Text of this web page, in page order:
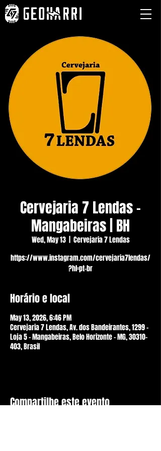
Cervejaria 7 Lendas -
Mangabeiras | BH
Wed, May 13
  |
Cervejaria 7 Lendas
https://www.instagram.com/cervejaria7lendas/
?hl=pt-br
Horário e local
May 13, 2026, 6:46 PM
Cervejaria 7 Lendas, Av. dos Bandeirantes, 1299 -
Loja 5 - Mangabeiras, Belo Horizonte - MG, 30310-
403, Brasil
Compartilhe este evento